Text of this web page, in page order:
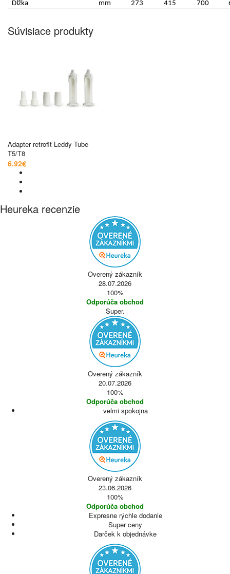
Dĺžka mm 273 415 700
Súvisiace produkty
Adapter retrofit Leddy Tube
T5/T8
6.92€
Heureka recenzie
Overený zákazník
28.07.2026
100%
Odporúča obchod
Super.
Overený zákazník
20.07.2026
100%
Odporúča obchod
velmi spokojna
Overený zákazník
23.06.2026
100%
Odporúča obchod
Expresne rýchle dodanie
Super ceny
Darček k objednávke